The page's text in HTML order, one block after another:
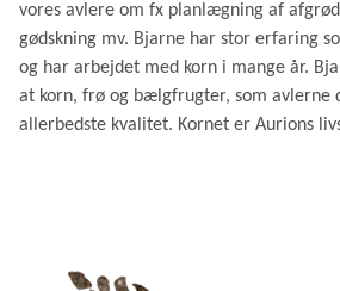
vores avlere om fx planlægning af
gødskning mv. Bjarne har stor erfaring
og har arbejdet med korn i mange år.
at korn, frø og bælgfrugter, som avlerne
allerbedste kvalitet. Kornet er Aurions